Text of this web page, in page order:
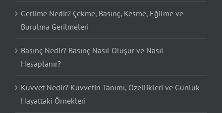
Gerilme Nedir? Çekme, Basınç, Kesme, Eğilme ve
Burulma Gerilmeleri
Basınç Nedir? Basınç Nasıl Oluşur ve Nasıl
Hesaplanır?
Kuvvet Nedir? Kuvvetin Tanımı, Özellikleri ve Günlük
Hayattaki Örnekleri